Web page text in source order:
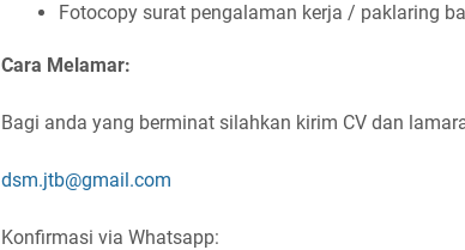
Fotocopy surat pengalaman kerja / paklaring
Cara Melamar:
Bagi anda yang berminat silahkan kirim CV dan
dsm.jtb@gmail.com
Konfirmasi via Whatsapp: